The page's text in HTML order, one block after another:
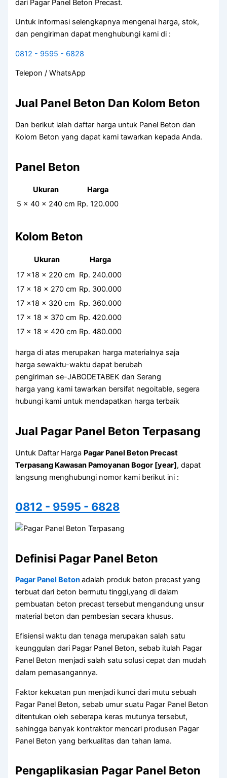
dari Pagar Panel Beton Precast.
Untuk informasi selengkapnya mengenai harga, stok,
dan pengiriman dapat menghubungi kami di :
0812 - 9595 - 6828
Telepon / WhatsApp
Jual Panel Beton Dan Kolom Beton
Dan berikut ialah daftar harga untuk Panel Beton dan
Kolom Beton yang dapat kami tawarkan kepada Anda.
Panel Beton
Ukuran
Harga
5 x 40 x 240 cm Rp. 120.000
Kolom Beton
Ukuran
Harga
17 x18 x 220 cm Rp. 240.000
17 x 18 x 270 cm Rp. 300.000
17 x18 x 320 cm Rp. 360.000
17 x 18 x 370 cm Rp. 420.000
17 x 18 x 420 cm Rp. 480.000
harga di atas merupakan harga materialnya saja
harga sewaktu-waktu dapat berubah
pengiriman se-JABODETABEK dan Serang
harga yang kami tawarkan bersifat negoitable, segera
hubungi kami untuk mendapatkan harga terbaik
Jual Pagar Panel Beton Terpasang
Untuk Daftar Harga Pagar Panel Beton Precast
Terpasang Kawasan Pamoyanan Bogor [year], dapat
langsung menghubungi nomor kami berikut ini :
0812 - 9595 - 6828
Definisi Pagar Panel Beton
Pagar Panel Betonadalah produk beton precast yang
terbuat dari beton bermutu tinggi,yang di dalam
pembuatan beton precast tersebut mengandung unsur
material beton dan pembesian secara khusus.
Efisiensi waktu dan tenaga merupakan salah satu
keunggulan dari Pagar Panel Beton, sebab itulah Pagar
Panel Beton menjadi salah satu solusi cepat dan mudah
dalam pemasangannya.
Faktor kekuatan pun menjadi kunci dari mutu sebuah
Pagar Panel Beton, sebab umur suatu Pagar Panel Beton
ditentukan oleh seberapa keras mutunya tersebut,
sehingga banyak kontraktor mencari produsen Pagar
Panel Beton yang berkualitas dan tahan lama.
Pengaplikasian Pagar Panel Beton